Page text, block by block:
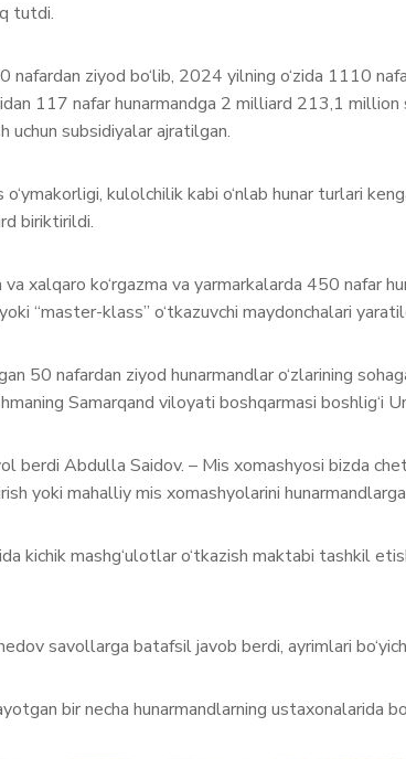
tutdi.
ziyod bo‘lib, 2024 yilning o‘zida 1110
117 nafar hunarmandga 2 milliard 213,1
uchun subsidiyalar ajratilgan.
o‘ymakorligi, kulolchilik kabi o‘nlab hunar turlari
biriktirildi.
ko‘rgazma va yarmarkalarda 450 nafar
“master-klass” o‘tkazuvchi maydonchalari
50 nafardan ziyod hunarmandlar o‘zlarining
Samarqand viloyati boshqarmasi boshlig‘i
berdi Abdulla Saidov. – Mis xomashyosi bizda
yoki mahalliy mis xomashyolarini
kichik mashg‘ulotlar o‘tkazish maktabi tashkil
savollarga batafsil javob berdi, ayrimlari
bir necha hunarmandlarning ustaxonalarida